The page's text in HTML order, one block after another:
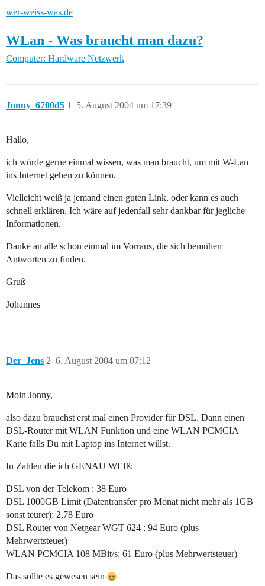
wer-weiss-was.de
WLan - Was braucht man dazu?
Computer: Hardware Netzwerk
Jonny_6700d5 5. August 2004 um 17:39
1
Hallo,
ich würde gerne einmal wissen, was man braucht, um mit W-Lan
ins Internet gehen zu können.
Vielleicht weiß ja jemand einen guten Link, oder kann es auch
schnell erklären. Ich wäre auf jedenfall sehr dankbar für jegliche
Informationen.
Danke an alle schon einmal im Vorraus, die sich bemühen
Antworten zu finden.
Gruß
Johannes
Der_Jens 6. August 2004 um 07:12
2
Moin Jonny,
also dazu brauchst erst mal einen Provider für DSL. Dann einen
DSL-Router mit WLAN Funktion und eine WLAN PCMCIA
Karte falls Du mit Laptop ins Internet willst.
In Zahlen die ich GENAU WEIß:
DSL von der Telekom : 38 Euro
DSL 1000GB Limit (Datentransfer pro Monat nicht mehr als 1GB
sonst teurer): 2,78 Euro
DSL Router von Netgear WGT 624 : 94 Euro (plus
Mehrwertsteuer)
WLAN PCMCIA 108 MBit/s: 61 Euro (plus Mehrwertsteuer)
Das sollte es gewesen sein